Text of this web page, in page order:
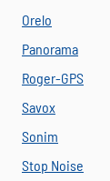
Orelo
Panorama
Roger-GPS
Savox
Sonim
Stop Noise